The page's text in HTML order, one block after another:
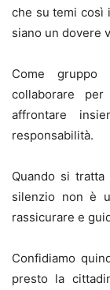
che su temi così
siano un dovere
Come gruppo
collaborare
affrontare
responsabilità.
Quando si
silenzio non è
rassicurare e
Confidiamo
presto la